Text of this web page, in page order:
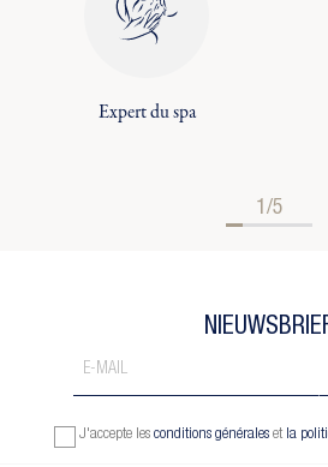
Expert du spa
1/5
J'accepte les conditions générales et la